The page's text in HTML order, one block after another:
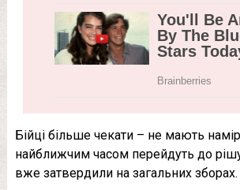
Бійці більше чекати – не мають
найближчим часом перейдуть до
вже затвердили на загальних зборах.